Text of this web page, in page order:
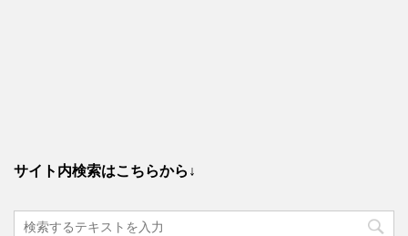
サイト内検索はこちらから↓